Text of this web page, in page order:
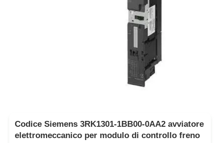
Codice Siemens 3RK1301-1BB00-0AA2 avviatore
elettromeccanico per modulo di controllo freno